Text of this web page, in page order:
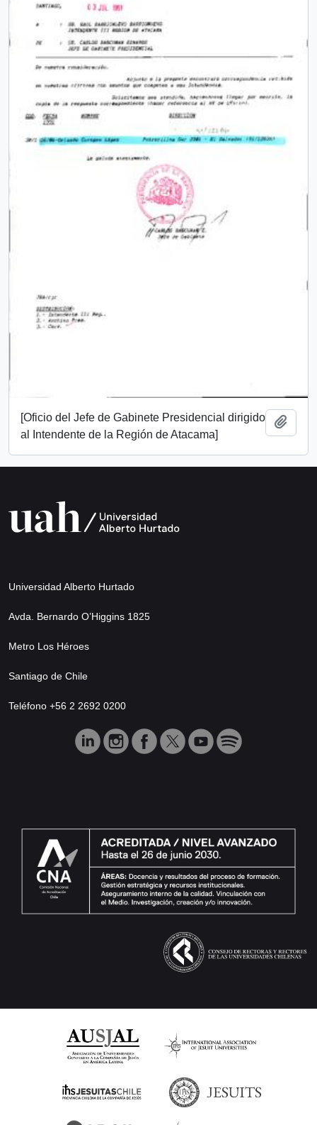
[Oficio del Jefe de Gabinete Presidencial dirigido
al Intendente de la Región de Atacama]
Universidad Alberto Hurtado
Avda. Bernardo O’Higgins 1825
Metro Los Héroes
Santiago de Chile
Teléfono +56 2 2692 0200